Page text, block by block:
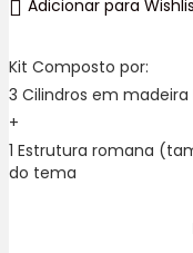
Rosa
Festa
Decoração,
São
Miguel,
Açores.
Adicionar para
Kit Composto por:
3 Cilindros em
+
1 Estrutura romana
do tema